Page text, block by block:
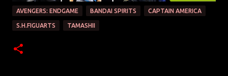
AVENGERS: ENDGAME BANDAI SPIRITS CAPTAIN AMERICA
S.H.FIGUARTS TAMASHII